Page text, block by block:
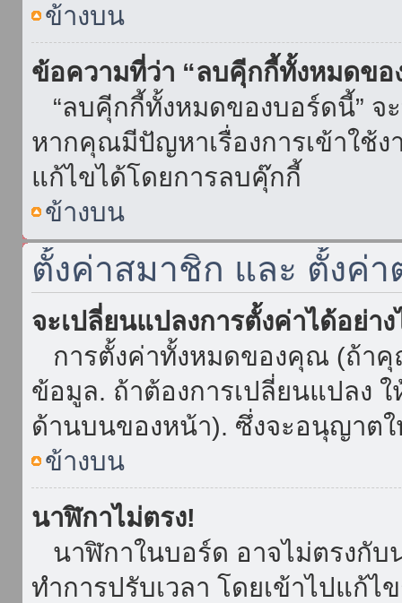
ข้างบน
ข้อความที่ว่า “ลบคุีกกี้ทั้งหมดขอ
“ลบคุีกกี้ทั้งหมดของบอร์ดนี้” จ
หากคุณมีปัญหาเรื่องการเข้าใช้
แก้ไขได้โดยการลบคุ๊กกี้
ข้างบน
ตั้งค่าสมาชิก และ ตั้งค่า
จะเปลี่ยนแปลงการตั้งค่าได้อย่าง
การตั้งค่าทั้งหมดของคุณ (ถ้าคุ
ข้อมูล. ถ้าต้องการเปลี่ยนแปลง
ด้านบนของหน้า). ซึ่งจะอนุญาต
ข้างบน
นาฬิกาไม่ตรง!
นาฬิกาในบอร์ด อาจไม่ตรงกั
ทำการปรับเวลา โดยเข้าไปแก้